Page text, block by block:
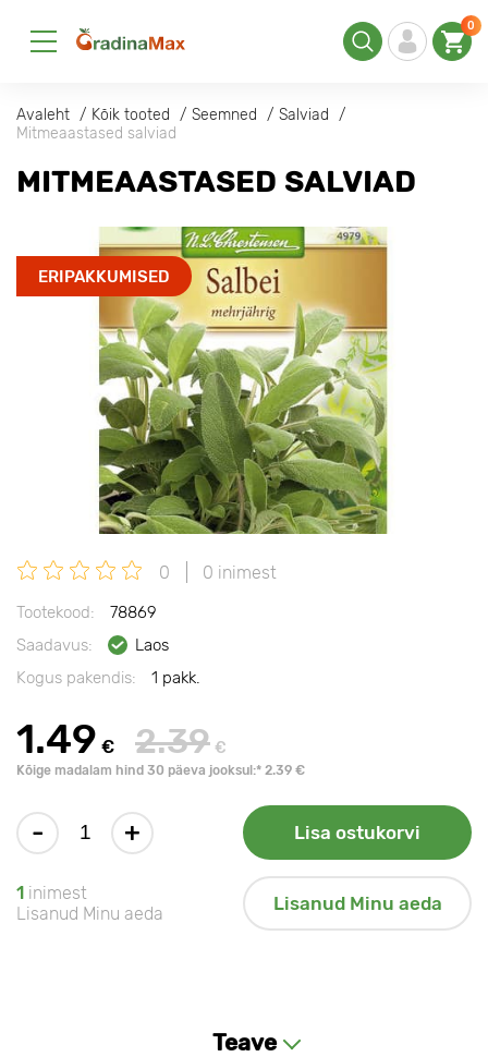
0
Avaleht Kõik tooted Seemned
Salviad
Mitmeaastased salviad
MITMEAASTASED SALVIAD
ERIPAKKUMISED
0 0 inimest
Tootekood:
78869
Saadavus:
Laos
Kogus pakendis:
1 pakk.
1.49 € 2.39 €
Kõige madalam hind 30 päeva jooksul:* 2.39 €
- + Lisa ostukorvi
1 inimest
Lisanud Minu aeda
Lisanud Minu aeda
Teave